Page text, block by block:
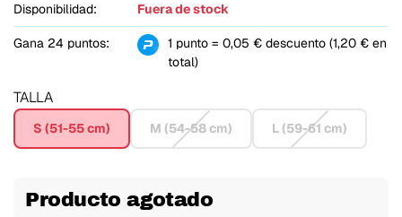
Disponibilidad: Fuera de stock
Gana 24 puntos:
1 punto = 0,05 € descuento (1,20 € en
total)
TALLA
S (51-55 cm) M (54-58 cm) L (59-61 cm)
Producto agotado